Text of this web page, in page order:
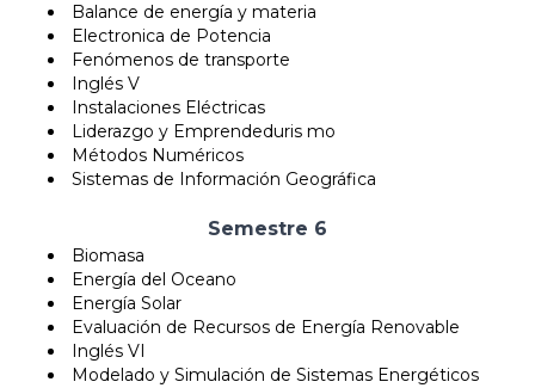
Balance de energía y materia
Electronica de Potencia
Fenómenos de transporte
Inglés V
Instalaciones Eléctricas
Liderazgo y Emprendeduris mo
Métodos Numéricos
Sistemas de Información Geográfica
Semestre 6
Biomasa
Energía del Oceano
Energía Solar
Evaluación de Recursos de Energía Renovable
Inglés VI
Modelado y Simulación de Sistemas Energéticos